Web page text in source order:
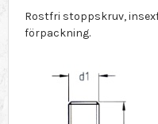
Rostfri stoppskruv,
förpackning.